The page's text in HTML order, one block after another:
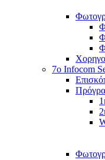
7o Infocom